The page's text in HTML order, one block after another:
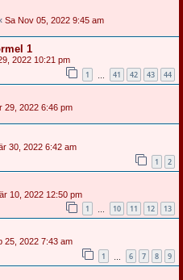
Sa Nov 05, 2022 9:45 am
1
2022 10:21 pm
1 41 42 43 44
29, 2022 6:46 pm
30, 2022 6:42 am
1 2
10, 2022 12:50 pm
1 10 11 12 13
25, 2022 7:43 am
1 6 7 8 9